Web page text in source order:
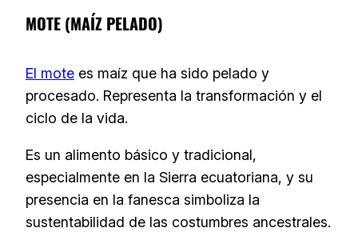
MOTE (MAÍZ PELADO)
El mote es maíz que ha sido pelado y
procesado. Representa la transformación y el
ciclo de la vida.
Es un alimento básico y tradicional,
especialmente en la Sierra ecuatoriana, y su
presencia en la fanesca simboliza la
sustentabilidad de las costumbres ancestrales.